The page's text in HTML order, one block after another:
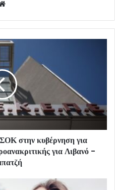
στην κυβέρνηση για
για Λιβανό -